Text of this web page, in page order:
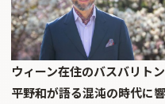
ウィーン在住のバスバリトン
平野和が語る混沌の時代に響